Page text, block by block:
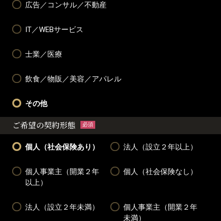
広告／コンサル／不動産
IT／WEBサービス
士業／医療
飲食／物販／美容／アパレル
その他
ご希望の契約形態 必須
個人（社会保険あり） 法人（設立２年以上）
個人事業主（開業２年
以上）
個人（社会保険なし）
法人（設立２年未満）
個人事業主（開業２年
未満）